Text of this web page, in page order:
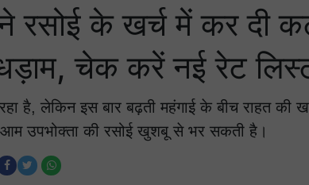
रसोई के खर्च में कर दी
चेक करें नई रेट
रहा है, लेकिन इस बार बढ़ती महंगाई के बीच राहत
आम उपभोक्ता की रसोई खुशबू से भर सकती है।